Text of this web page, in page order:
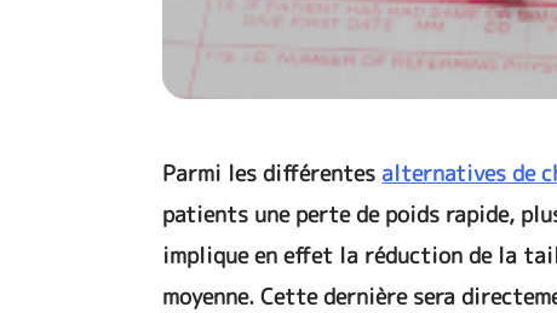
Parmi les différentes alternatives de
patients une perte de poids rapide,
implique en effet la réduction de la
moyenne. Cette dernière sera